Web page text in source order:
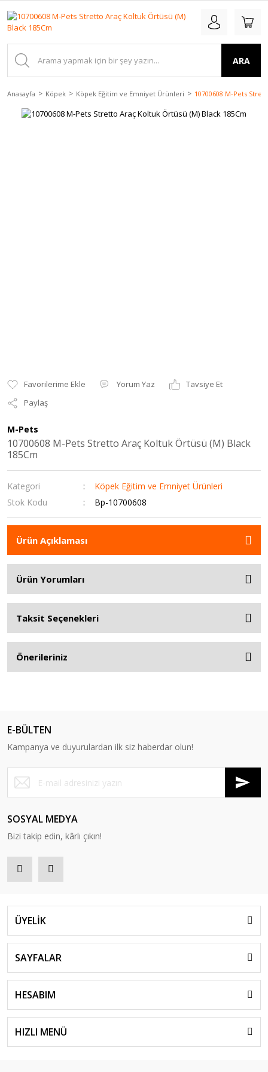
ARA
Anasayfa Köpek Köpek Eğitim ve Emniyet Ürünleri 10700608 M-Pets
Yorum Yaz
Tavsiye Et
Paylaş
M-Pets
10700608 M-Pets Stretto Araç Koltuk Örtüsü (M) Black
185Cm
Kategori
Köpek Eğitim ve Emniyet Ürünleri
Stok Kodu
Bp-10700608
Ürün Açıklaması
Ürün Yorumları
Taksit Seçenekleri
Önerileriniz
E-BÜLTEN
Kampanya ve duyurulardan ilk siz haberdar olun!
SOSYAL MEDYA
Bizi takip edin, kârlı çıkın!
ÜYELİK
SAYFALAR
HESABIM
HIZLI MENÜ